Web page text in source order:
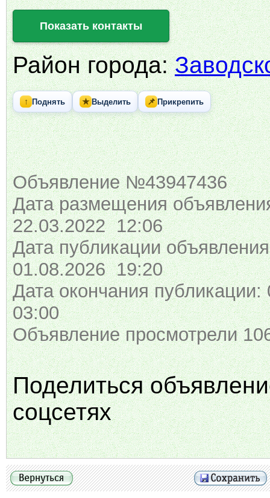
Показать контакты
Район города:
↑ Поднять ★ Выделить 📌 Прикрепить
Объявление №43947436
Дата размещения
22.03.2022 12:06
Дата публикации
01.08.2026 19:20
Дата окончания публикации:
03:00
Объявление просмотрели
Поделиться
соцсетях